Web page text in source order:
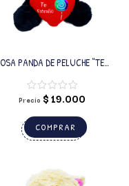
OSA PANDA DE PELUCHE “TE
EXTRAÑO” CON LUCES
Precio $19.000
COMPRAR